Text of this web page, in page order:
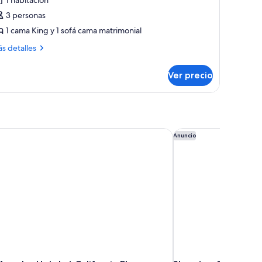
3 personas
1 cama King y 1 sofá cama matrimonial
detalles
Ver precio
Hotel at California Plaza Anuncio
Sheraton Grand Los